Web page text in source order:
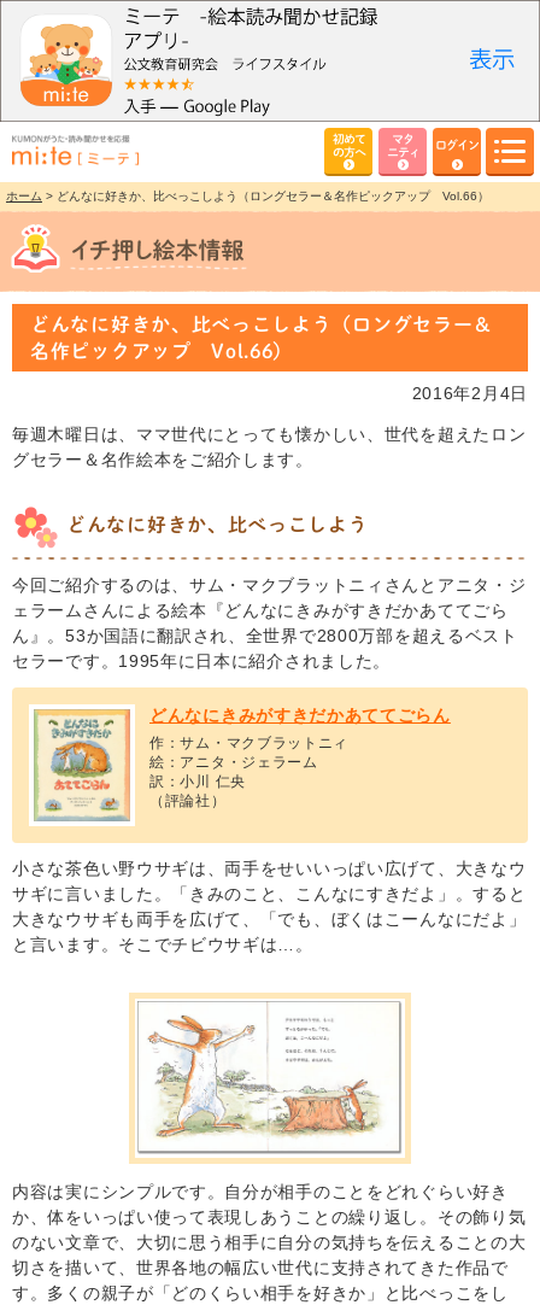
初めて
の方へ
マタ
ニティ
ログイン
ホーム > どんなに好きか、比べっこしよう（ロングセラー＆名作ピックアップ Vol.66）
どんなに好きか、比べっこしよう（ロングセラー＆
名作ピックアップ Vol.66）
2016年2月4日
毎週木曜日は、ママ世代にとっても懐かしい、世代を超えたロン
グセラー＆名作絵本をご紹介します。
どんなに好きか、比べっこしよう
今回ご紹介するのは、サム・マクブラットニィさんとアニタ・ジ
ェラームさんによる絵本『どんなにきみがすきだかあててごら
ん』。53か国語に翻訳され、全世界で2800万部を超えるベスト
セラーです。1995年に日本に紹介されました。
どんなにきみがすきだかあててごらん
作：サム・マクブラットニィ
絵：アニタ・ジェラーム
訳：小川 仁央
（評論社）
小さな茶色い野ウサギは、両手をせいいっぱい広げて、大きなウ
サギに言いました。「きみのこと、こんなにすきだよ」。すると
大きなウサギも両手を広げて、「でも、ぼくはこーんなにだよ」
と言います。そこでチビウサギは…。
内容は実にシンプルです。自分が相手のことをどれぐらい好き
か、体をいっぱい使って表現しあうことの繰り返し。その飾り気
のない文章で、大切に思う相手に自分の気持ちを伝えることの大
切さを描いて、世界各地の幅広い世代に支持されてきた作品で
す。多くの親子が「どのくらい相手を好きか」と比べっこをし